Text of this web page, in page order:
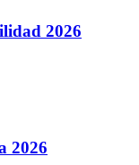
2026
2026